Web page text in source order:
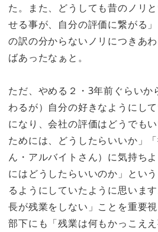
た。また、どうしても昔のノリ
せる事が、自分の評価に繋がる
の訳の分からないノリにつきあ
ばあったなぁと。
ただ、やめる２・3年前ぐらいか
わるが）自分の好きなようにし
になり、会社の評価はどうでも
ためには、どうしたらいいか」
ん・アルバイトさん）に気持ち
にはどうしたらいいのか」とい
るようにしていたように思いま
長が残業をしない」ことを重要視
部下にも「残業は何もかっこえ